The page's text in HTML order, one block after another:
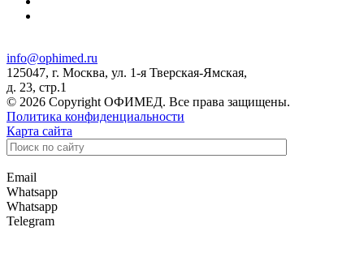
info@ophimed.ru
125047, г. Москва, ул. 1-я Тверская-Ямская,
д. 23, стр.1
© 2026 Copyright ОФИМЕД. Все права защищены.
Политика конфиденциальности
Карта сайта
Email
Whatsapp
Whatsapp
Telegram